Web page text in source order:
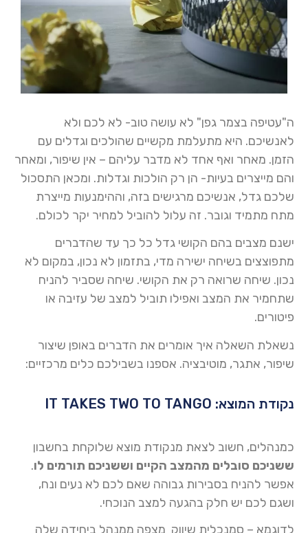
ה"עטיפה בצמר גפן" לא עושה טוב- לא לכם ולא
לאנשיכם. היא מתעלמת מקשיים שהולכים וגדלים עם
הזמן. מאחר ואף אחד לא מדבר עליהם – אין שיפור, ומאחר
והם מייצרים בעיות- הן רק הולכות וגדלות. ומכאן התסכול
שלכם גדל, אנשיכם מרגישים בזה, וההימנעות מייצרת
מתח מתמיד וגובר. זה עלול להוביל למחיר יקר לכולם.
ישנם מצבים בהם הקושי גדל כל כך עד שהדברים
מתפוצצים בשיחה ישירה מדי, בתזמון לא נכון, במקום לא
נכון. שיחה שרואה רק את הקושי. שיחה שסביר להניח
שתחמיר את המצב ואפילו תוביל למצב של עזיבה או
פיטורים.
נשאלת השאלה איך אומרים את הדברים באופן שיצור
שיפור, אתגר, מוטיבציה. אספנו בשבילכם כלים מרכזיים:
נקודת המוצא: IT TAKES TWO TO TANGO
כמנהלים, חשוב לצאת מנקודת מוצא שלוקחת בחשבון
ששניכם סובלים מהמצב הקיים וששניכם תורמים לו.
אפשר להניח בסבירות גבוהה שאם לכם לא נעים ונח,
ושגם לכם יש חלק בהגעה למצב הנוכחי.
לדוגמא – סמנכלית שיווק מצפה ממנהל ביחידה שלה